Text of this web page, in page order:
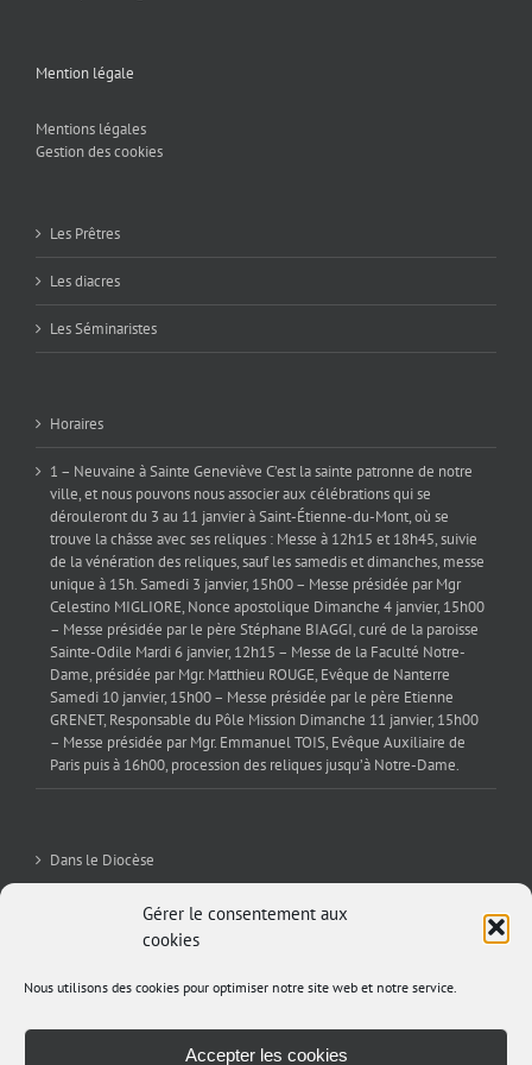
Gérer le consentement aux
cookies
Nous utilisons des cookies pour optimiser notre site web et notre service.
Accepter les cookies
Mention légale
Mentions légales
Gestion des cookies
Les Prêtres
Les diacres
Les Séminaristes
Horaires
1 – Neuvaine à Sainte Geneviève C’est la sainte patronne de notre
ville, et nous pouvons nous associer aux célébrations qui se
dérouleront du 3 au 11 janvier à Saint-Étienne-du-Mont, où se
trouve la châsse avec ses reliques : Messe à 12h15 et 18h45, suivie
de la vénération des reliques, sauf les samedis et dimanches, messe
unique à 15h. Samedi 3 janvier, 15h00 – Messe présidée par Mgr
Celestino MIGLIORE, Nonce apostolique Dimanche 4 janvier, 15h00
– Messe présidée par le père Stéphane BIAGGI, curé de la paroisse
Sainte-Odile Mardi 6 janvier, 12h15 – Messe de la Faculté Notre-
Dame, présidée par Mgr. Matthieu ROUGE, Evêque de Nanterre
Samedi 10 janvier, 15h00 – Messe présidée par le père Etienne
GRENET, Responsable du Pôle Mission Dimanche 11 janvier, 15h00
– Messe présidée par Mgr. Emmanuel TOIS, Evêque Auxiliaire de
Paris puis à 16h00, procession des reliques jusqu’à Notre-Dame.
Dans le Diocèse